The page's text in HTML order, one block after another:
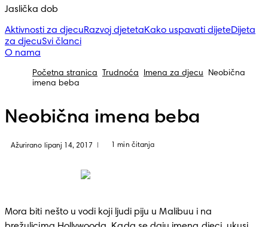
Jaslička dob
Aktivnosti za djecuRazvoj djetetaKako uspavati dijeteDijeta
za djecuSvi članci
O nama
Početna stranica Trudnoća Imena za djecu
Neobična
imena beba
Neobična imena beba
Ažurirano lipanj 14, 2017 1 min čitanja
Mora biti nešto u vodi koji ljudi piju u Malibuu i na